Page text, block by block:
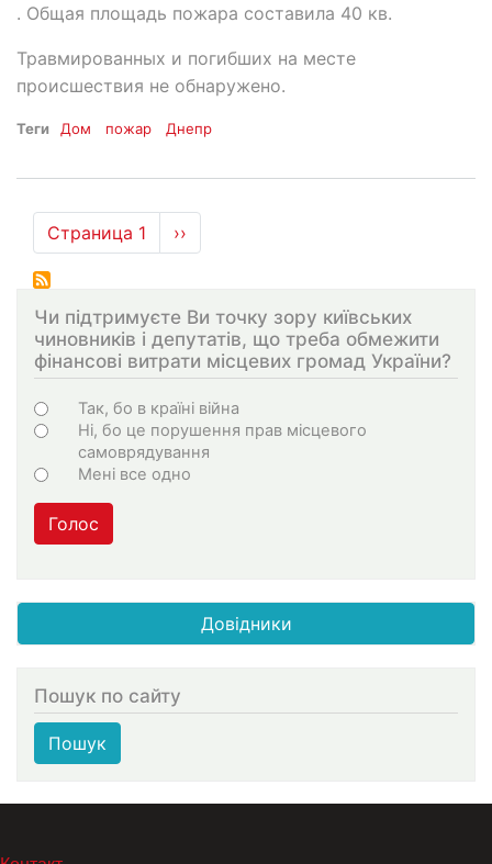
. Общая площадь пожара составила 40 кв.
Травмированных и погибших на месте
происшествия не обнаружено.
Теги Дом пожар Днепр
Нумерация
страниц
Страница 1
Следующая
страница
››
Чи підтримуєте Ви точку зору київських
чиновників і депутатів, що треба обмежити
фінансові витрати місцевих громад України?
Choices
Так, бо в країні війна
Ні, бо це порушення прав місцевого
самоврядування
Мені все одно
Голос
Довідники
Пошук по сайту
Пошук
МЕНЮ В ПОДВАЛЕ